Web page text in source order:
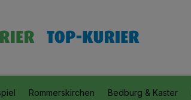
Rommerskirchen Bedburg & Kaster